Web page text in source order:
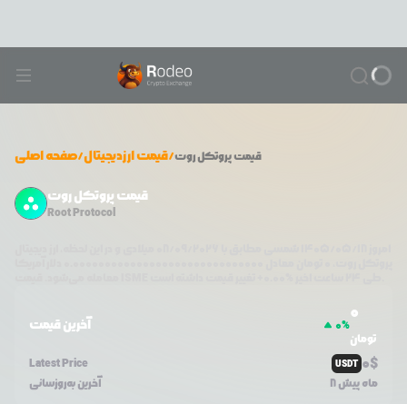
صفحه اصلی/قیمت ارزدیجیتال/ قیمتپروتکل روت
قیمت پروتکل روت
Root Protocol
آخرین قیمت 0%
0
تومان
Latest Price
USDT 0$
آخرین به‌روزسانی 8 ماه پیش